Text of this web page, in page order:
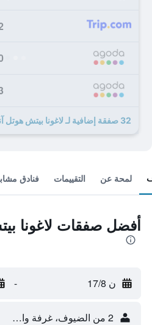
32 صفقة إضافية لـ لاغونا بيتش هوتل آند سبا
لمحة عن التقييمات فنادق
أفضل صفقات لاغونا
ن 17/8 -
2 من الضيوف، غرفة واحدة